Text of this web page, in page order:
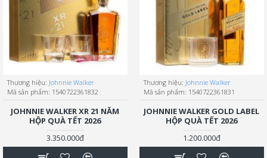
Thương hiệu: Johnnie Walker
Mã sản phẩm: 1540722361832
JOHNNIE WALKER XR 21 NĂM
HỘP QUÀ TẾT 2026
3.350.000đ
Thương hiệu: Johnnie Walker
Mã sản phẩm: 1540722361831
JOHNNIE WALKER GOLD LABEL
HỘP QUÀ TẾT 2026
1.200.000đ